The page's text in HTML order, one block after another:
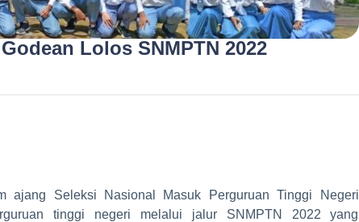
Lolos SNMPTN 2022
ajang Seleksi Nasional Masuk Perguruan Tinggi Negeri
tinggi negeri melalui jalur SNMPTN 2022 yang